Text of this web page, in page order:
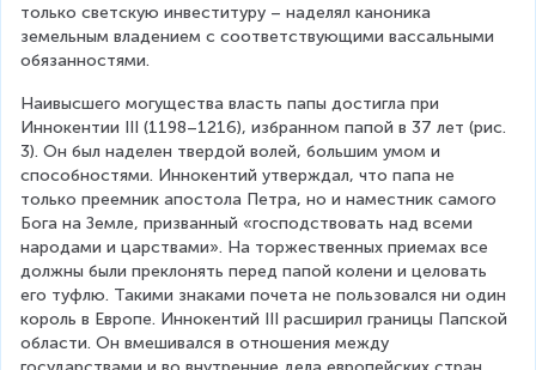
только светскую инвеституру – наделял каноника
земельным владением с соответствующими вассальными
обязанностями.
Наивысшего могущества власть папы дос­тигла при
Иннокентии III (1198–1216), из­бранном папой в 37 лет (рис.
3). Он был наделен твер­дой волей, большим умом и
способностями. Иннокентий утверждал, что папа не
только преемник апостола Петра, но и наместник са­мого
Бога на Земле, призванный «господство­вать над всеми
народами и царствами». На тор­жественных приемах все
должны были прекло­нять перед папой колени и целовать
его туфлю. Такими знаками почета не пользовался ни один
король в Европе. Иннокентий III расширил границы Папской
области. Он вмешивался в отношения между